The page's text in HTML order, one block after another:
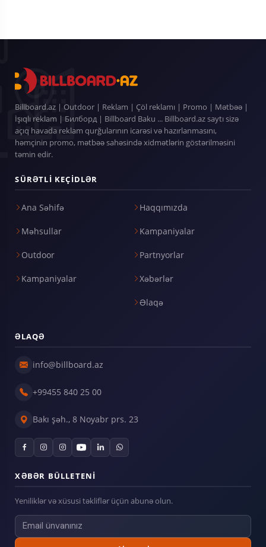
Billboard.az | Outdoor | Reklam | Çöl reklamı | Promo | Mətbəə |
İşıqlı reklam | Билборд | Billboard Baku ... Billboard.az saytı sizə
açıq havada reklam qurğularının icarəsi və hazırlanmasını,
həmçinin promo, mətbəə sahəsində xidmətlərin göstərilməsini
təmin edir.
SÜRƏTLI KEÇIDLƏR
Ana Səhifə
Məhsullar
Outdoor
Kampaniyalar
Haqqımızda
Kampaniyalar
Partnyorlar
Xəbərlər
Əlaqə
ƏLAQƏ
info@billboard.az
+99455 840 25 00
Bakı şəh., 8 Noyabr prs. 23
XƏBƏR BÜLLETENI
Yeniliklər və xüsusi təkliflər üçün abunə olun.